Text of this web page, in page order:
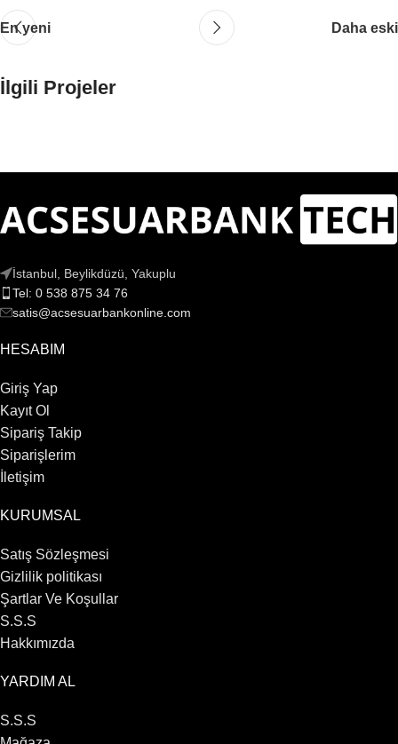
En yeni Daha eski
İlgili Projeler
İstanbul, Beylikdüzü, Yakuplu
Tel: 0 538 875 34 76
satis@acsesuarbankonline.com
HESABIM
Giriş Yap
Kayıt Ol
Sipariş Takip
Siparişlerim
İletişim
KURUMSAL
Satış Sözleşmesi
Gizlilik politikası
Şartlar Ve Koşullar
S.S.S
Hakkımızda
YARDIM AL
S.S.S